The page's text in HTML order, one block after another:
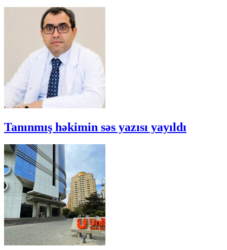
Tanınmış həkimin səs yazısı yayıldı